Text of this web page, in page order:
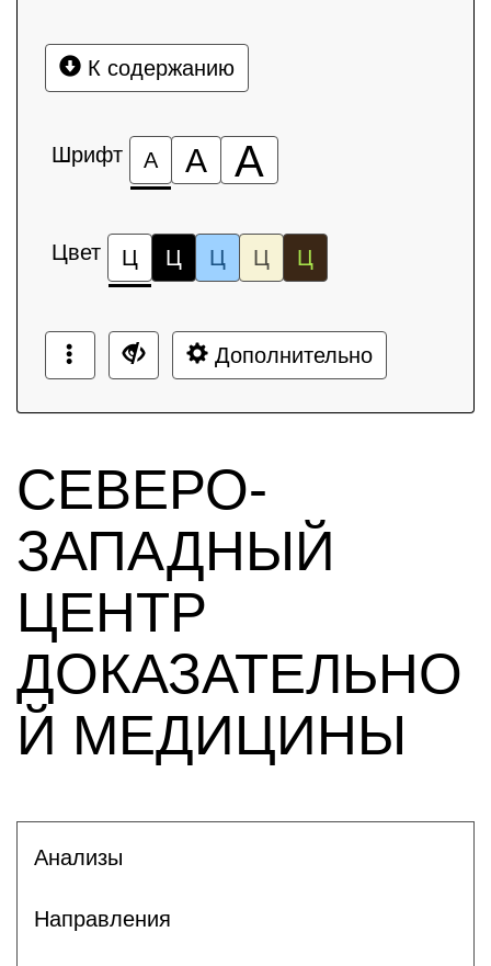
К содержанию
Шрифт А А А
Цвет Ц Ц Ц Ц Ц
Дополнительно
СЕВЕРО-
ЗАПАДНЫЙ
ЦЕНТР
ДОКАЗАТЕЛЬНО
Й МЕДИЦИНЫ
Анализы
Направления